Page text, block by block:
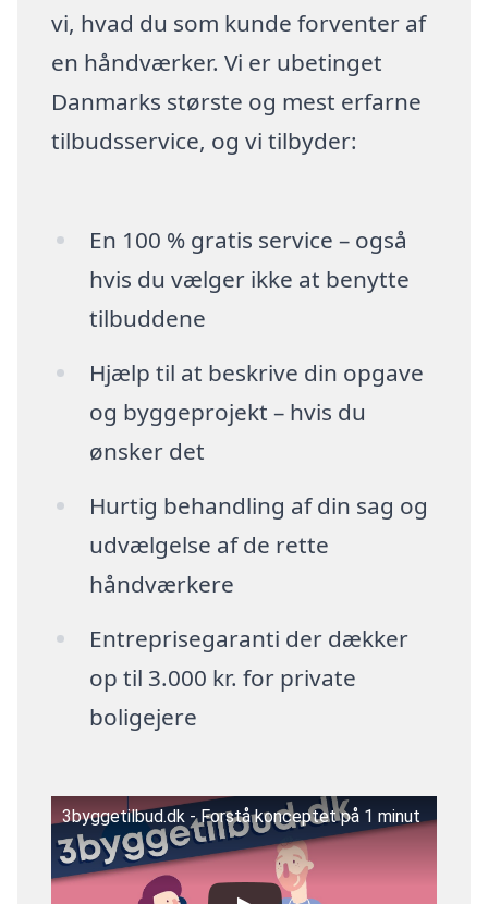
vi, hvad du som kunde forventer af
en håndværker. Vi er ubetinget
Danmarks største og mest erfarne
tilbudsservice, og vi tilbyder:
En 100 % gratis service – også
hvis du vælger ikke at benytte
tilbuddene
Hjælp til at beskrive din opgave
og byggeprojekt – hvis du
ønsker det
Hurtig behandling af din sag og
udvælgelse af de rette
håndværkere
Entreprisegaranti der dækker
op til 3.000 kr. for private
boligejere
3byggetilbud.dk - Forstå konceptet på 1 minut